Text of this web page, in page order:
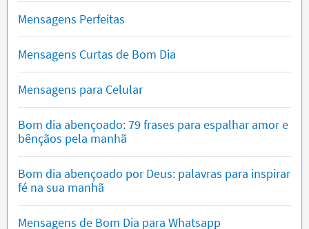
Mensagens Perfeitas
Mensagens Curtas de Bom Dia
Mensagens para Celular
Bom dia abençoado: 79 frases para espalhar amor e
bênçãos pela manhã
Bom dia abençoado por Deus: palavras para inspirar
fé na sua manhã
Mensagens de Bom Dia para Whatsapp